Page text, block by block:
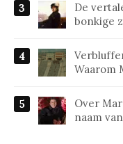
De
bonkige
Waarom
Over
naam